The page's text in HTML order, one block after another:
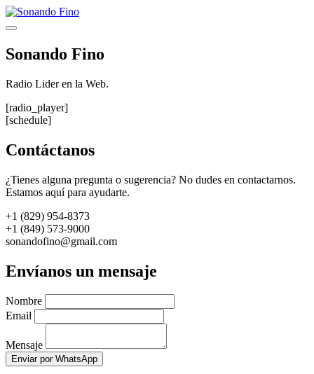
Saltar
al
Menú
Sonando Fino
Radio Lider en la Web.
[radio_player]
[schedule]
Contáctanos
¿Tienes alguna pregunta o sugerencia? No dudes en contactarnos.
Estamos aquí para ayudarte.
+1 (829) 954-8373
+1 (849) 573-9000
sonandofino@gmail.com
Envíanos un mensaje
Nombre
Email
Mensaje
Enviar por WhatsApp